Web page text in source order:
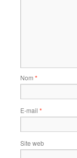
Nom *
E-mail *
Site web